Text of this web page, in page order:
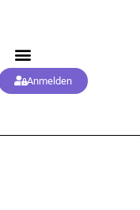
Anmelden